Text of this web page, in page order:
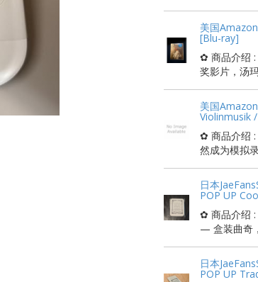
美国
[Blu-ray]
✿ 商品介绍 :
奖影片，汤
美国
Violinmusik
✿ 商品介绍 :
然成为模拟
日本
POP UP
✿ 商品介绍 :
— 盒装曲奇
日本
POP UP